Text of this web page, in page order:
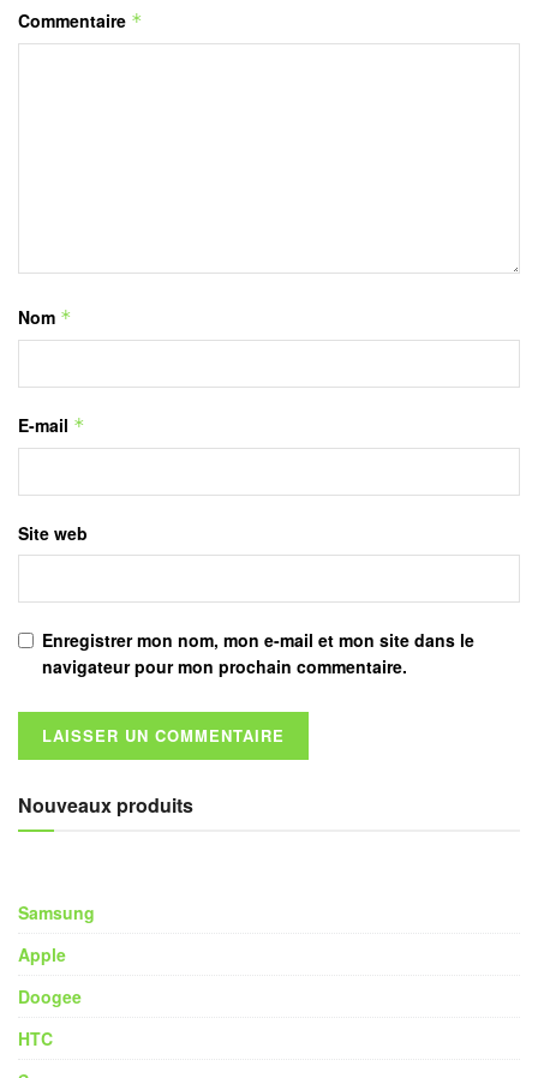
Commentaire *
Nom *
E-mail *
Site web
Enregistrer mon nom, mon e-mail et mon site dans le
navigateur pour mon prochain commentaire.
Nouveaux produits
Samsung
Apple
Doogee
HTC